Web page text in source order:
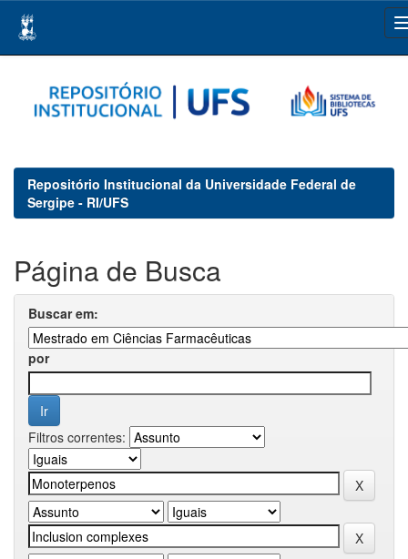
navigation
Repositório Institucional da Universidade Federal de
Sergipe - RI/UFS
Página de Busca
Buscar em:
por
Filtros correntes: